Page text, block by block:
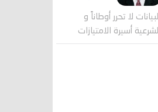
البيانات لا تحرر أوطاناً و
الشرعية أسيرة الامتيازات